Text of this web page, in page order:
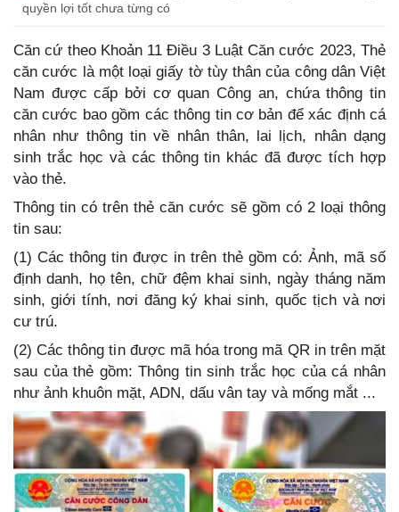
quyền lợi tốt chưa từng có
Căn cứ theo Khoản 11 Điều 3 Luật Căn cước 2023, Thẻ
căn cước là một loại giấy tờ tùy thân của công dân Việt
Nam được cấp bởi cơ quan Công an, chứa thông tin
căn cước bao gồm các thông tin cơ bản để xác định cá
nhân như thông tin về nhân thân, lai lịch, nhân dạng
sinh trắc học và các thông tin khác đã được tích hợp
vào thẻ.
Thông tin có trên thẻ căn cước sẽ gồm có 2 loại thông
tin sau:
(1) Các thông tin được in trên thẻ gồm có: Ảnh, mã số
định danh, họ tên, chữ đệm khai sinh, ngày tháng năm
sinh, giới tính, nơi đăng ký khai sinh, quốc tịch và nơi
cư trú.
(2) Các thông tin được mã hóa trong mã QR in trên mặt
sau của thẻ gồm: Thông tin sinh trắc học của cá nhân
như ảnh khuôn mặt, ADN, dấu vân tay và mống mắt ...